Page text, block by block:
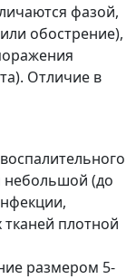
фазой,
обострение),
Отличие в
небольшой (до
плотной
размером 5-